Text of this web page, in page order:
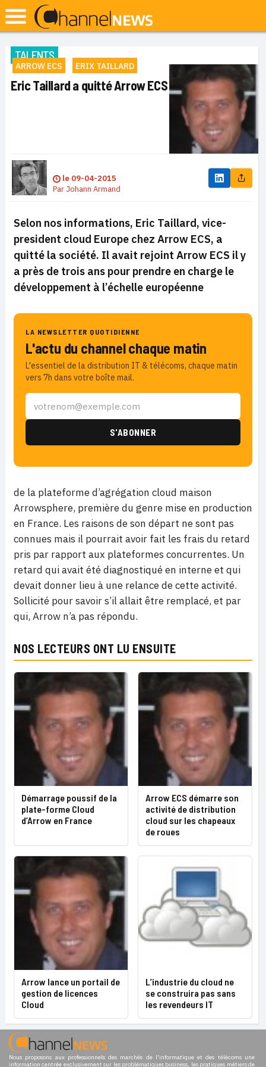
TALENTS
ARROW ECS ERIX TAILLARD
Eric Taillard a quitté Arrow ECS
le 09-04-2015
Par Johann Armand
Selon nos informations, Eric Taillard, vice-
president cloud Europe chez Arrow ECS, a
quitté la société. Il avait rejoint Arrow ECS il y
a près de trois ans pour prendre en charge le
développement à l’échelle européenne
LA NEWSLETTER QUOTIDIENNE
L'actu du channel chaque matin
L'essentiel de la distribution IT & télécoms, chaque matin
vers 7h dans votre boîte mail.
de la plateforme d’agrégation cloud maison
Arrowsphere, première du genre mise en production
en France. Les raisons de son départ ne sont pas
connues mais il pourrait avoir fait les frais du retard
pris par rapport aux plateformes concurrentes. Un
retard qui avait été diagnostiqué en interne et qui
devait donner lieu à une relance de cette activité.
Sollicité pour savoir s’il allait être remplacé, et par
qui, Arrow n’a pas répondu.
NOS LECTEURS ONT LU ENSUITE
Démarrage poussif de la
plate-forme Cloud
d’Arrow en France
Arrow ECS démarre son
activité de distribution
cloud sur les chapeaux
de roues
Arrow lance un portail de
gestion de licences
Cloud
L’industrie du cloud ne
se construira pas sans
les revendeurs IT
Nous proposons aux professionnels des marchés de l'informatique et des télécoms une
information centrée exclusivement sur les problématiques business, les pratiques métiers de